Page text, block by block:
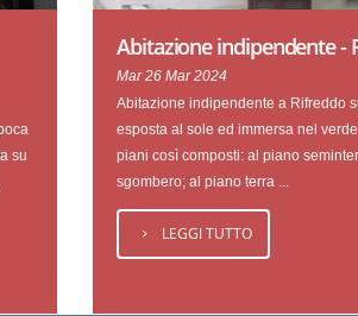
su
Abitazione indipendente -
Mar 26 Mar 2024
Abitazione indipendente a Rifreddo
esposta al sole ed immersa nel
piani così composti: al piano
sgombero; al piano terra ...
LEGGI TUTTO